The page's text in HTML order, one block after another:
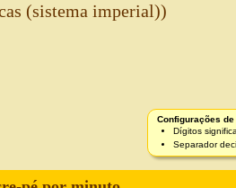
(sistema imperial))
Configurações
Dígitos
Separador